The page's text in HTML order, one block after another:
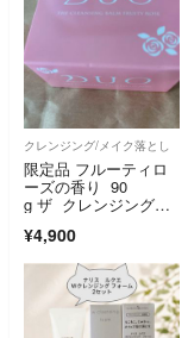
クレンジング/メイク落とし
限定品 フルーティロ
ーズの香り 90
g ザ クレンジングバ
ーズ
¥4,900